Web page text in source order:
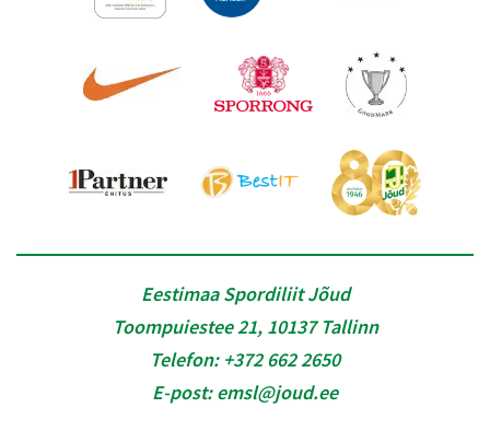
Eestimaa Spordiliit Jõud
Toompuiestee 21, 10137 Tallinn
Telefon: +372 662 2650
E-post:emsl@joud.ee